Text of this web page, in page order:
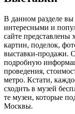
В данном разделе
интересными и
сайте представлены
картин, поделок,
выставки-продажи.
подробную
проведения,
метро. Кстати,
сходить в музей
те музеи, которые
Москвы.